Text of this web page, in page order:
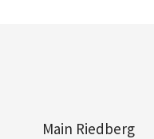
Main Riedberg